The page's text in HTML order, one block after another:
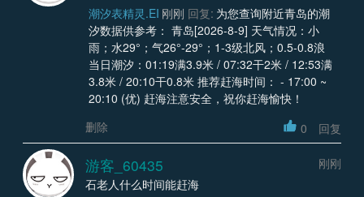
潮汐表精灵.EI 刚刚 回复: 为您查询附近青岛的潮
汐数据供参考： 青岛[2026-8-9] 天气情况：小
雨；水29°；气26°-29°；1-3级北风；0.5-0.8浪
当日潮汐：01:19满3.9米 / 07:32干2米 / 12:53满
3.8米 / 20:10干0.8米 推荐赶海时间： - 17:00 ~
20:10 (优) 赶海注意安全，祝你赶海愉快！
删除
0 回复
游客_60435
刚刚
石老人什么时间能赶海